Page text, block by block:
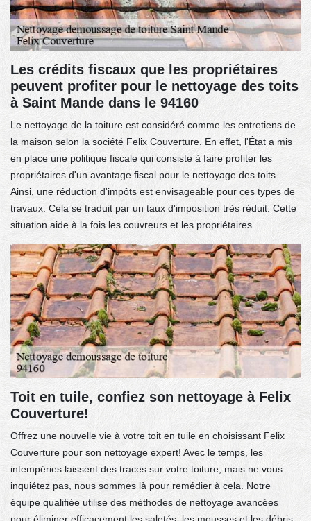
Les crédits fiscaux que les propriétaires
peuvent profiter pour le nettoyage des toits
à Saint Mande dans le 94160
Le nettoyage de la toiture est considéré comme les entretiens de
la maison selon la société Felix Couverture. En effet, l'État a mis
en place une politique fiscale qui consiste à faire profiter les
propriétaires d'un avantage fiscal pour le nettoyage des toits.
Ainsi, une réduction d'impôts est envisageable pour ces types de
travaux. Cela se traduit par un taux d'imposition très réduit. Cette
situation aide à la fois les couvreurs et les propriétaires.
Toit en tuile, confiez son nettoyage à Felix
Couverture!
Offrez une nouvelle vie à votre toit en tuile en choisissant Felix
Couverture pour son nettoyage expert! Avec le temps, les
intempéries laissent des traces sur votre toiture, mais ne vous
inquiétez pas, nous sommes là pour remédier à cela. Notre
équipe qualifiée utilise des méthodes de nettoyage avancées